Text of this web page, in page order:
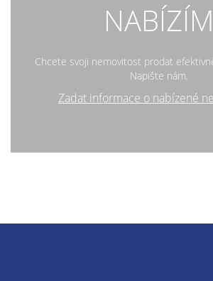
NABÍZÍM
Chcete svoji nemovitost prodat
Napište nám.
Zadat informace o nabízené